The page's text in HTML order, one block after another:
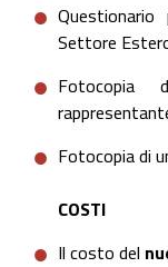
Questionario
Settore
Fotocopia
Fotocopia di
COSTI
Il costo del